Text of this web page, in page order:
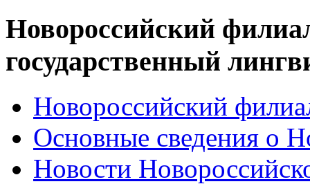
Новороссийский
государственный
Новороссийский
Основные сведения о
Новости